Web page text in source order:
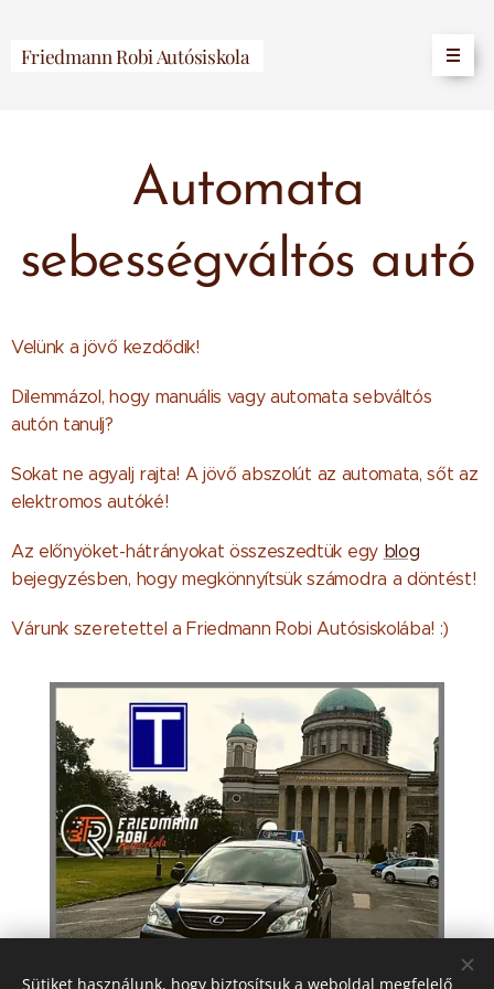
Friedmann Robi Autósiskola
Automata
sebességváltós autó
Velünk a jövő kezdődik!
Dilemmázol, hogy manuális vagy automata sebváltós
autón tanulj?
Sokat ne agyalj rajta! A jövő abszolút az automata, sőt az
elektromos autóké!
Az előnyöket-hátrányokat összeszedtük egy blog
bejegyzésben, hogy megkönnyítsük számodra a döntést!
Várunk szeretettel a Friedmann Robi Autósiskolába! :)
Sütiket használunk, hogy biztosítsuk a weboldal megfelelő